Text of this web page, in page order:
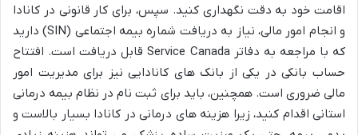
اقامت خود به دقت نگهداری کنید. سپس، برای کار قانونی در کانادا
و انجام امور مالی، نیاز به دریافت شماره بیمه اجتماعی (SIN) دارید
که با مراجعه به دفاتر Service Canada قابل دریافت است. افتتاح
حساب بانکی در یکی از بانک های کانادایی نیز برای مدیریت امور
مالی ضروری است. همچنین، باید برای ثبت نام در نظام بیمه درمانی
استانی اقدام کنید، زیرا هزینه های درمانی در کانادا بسیار بالاست و